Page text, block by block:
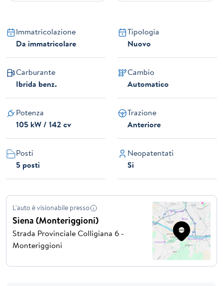
Immatricolazione
Da immatricolare
Tipologia
Nuovo
Carburante
Ibrida benz.
Cambio
Automatico
Potenza
105 kW / 142 cv
Trazione
Anteriore
Posti
5 posti
Neopatentati
Si
L'auto è visionabile presso
Siena (Monteriggioni)
Strada Provinciale Colligiana 6 -
Monteriggioni